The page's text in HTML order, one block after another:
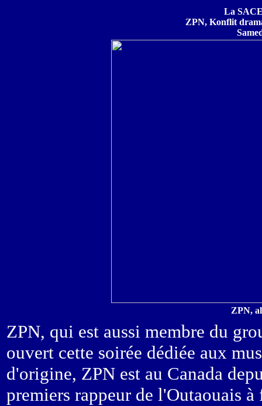
La
ZPN, Konflit
ZPN,
ZPN, qui est aussi membre du
ouvert cette soirée dédiée aux
d'origine, ZPN est au Canada
premiers rappeur de l'Outaouais